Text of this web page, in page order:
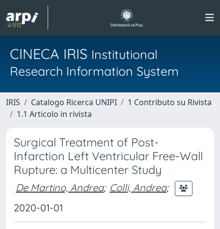
CINECA IRIS Institutional
Research Information System
IRIS Catalogo Ricerca UNIPI
1 Contributo su Rivista
1.1 Articolo in rivista
Surgical Treatment of Post-
Infarction Left Ventricular Free-Wall
Rupture: a Multicenter Study
De Martino, Andrea; Colli, Andrea;
2020-01-01